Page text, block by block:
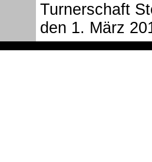
Turnerschaft
den 1. März